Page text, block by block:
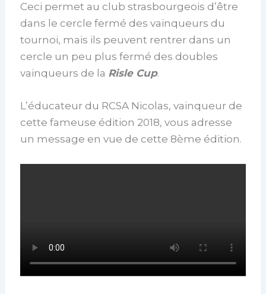
Ceci permet au club strasbourgeois d’être
dans le cercle fermé des vainqueurs du
tournoi, mais ils peuvent rentrer dans un
cercle un peu plus fermé des doubles
vainqueurs de la Risle Cup.
L’éducateur du RCSA Nicolas, vainqueur de
cette fameuse édition 2018, vous adresse
un message en vue de cette 8ème édition.